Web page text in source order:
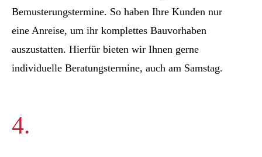
Bemusterungstermine. So haben Ihre Kunden nur
eine Anreise, um ihr komplettes Bauvorhaben
auszustatten. Hierfür bieten wir Ihnen gerne
individuelle Beratungstermine, auch am Samstag.
4.